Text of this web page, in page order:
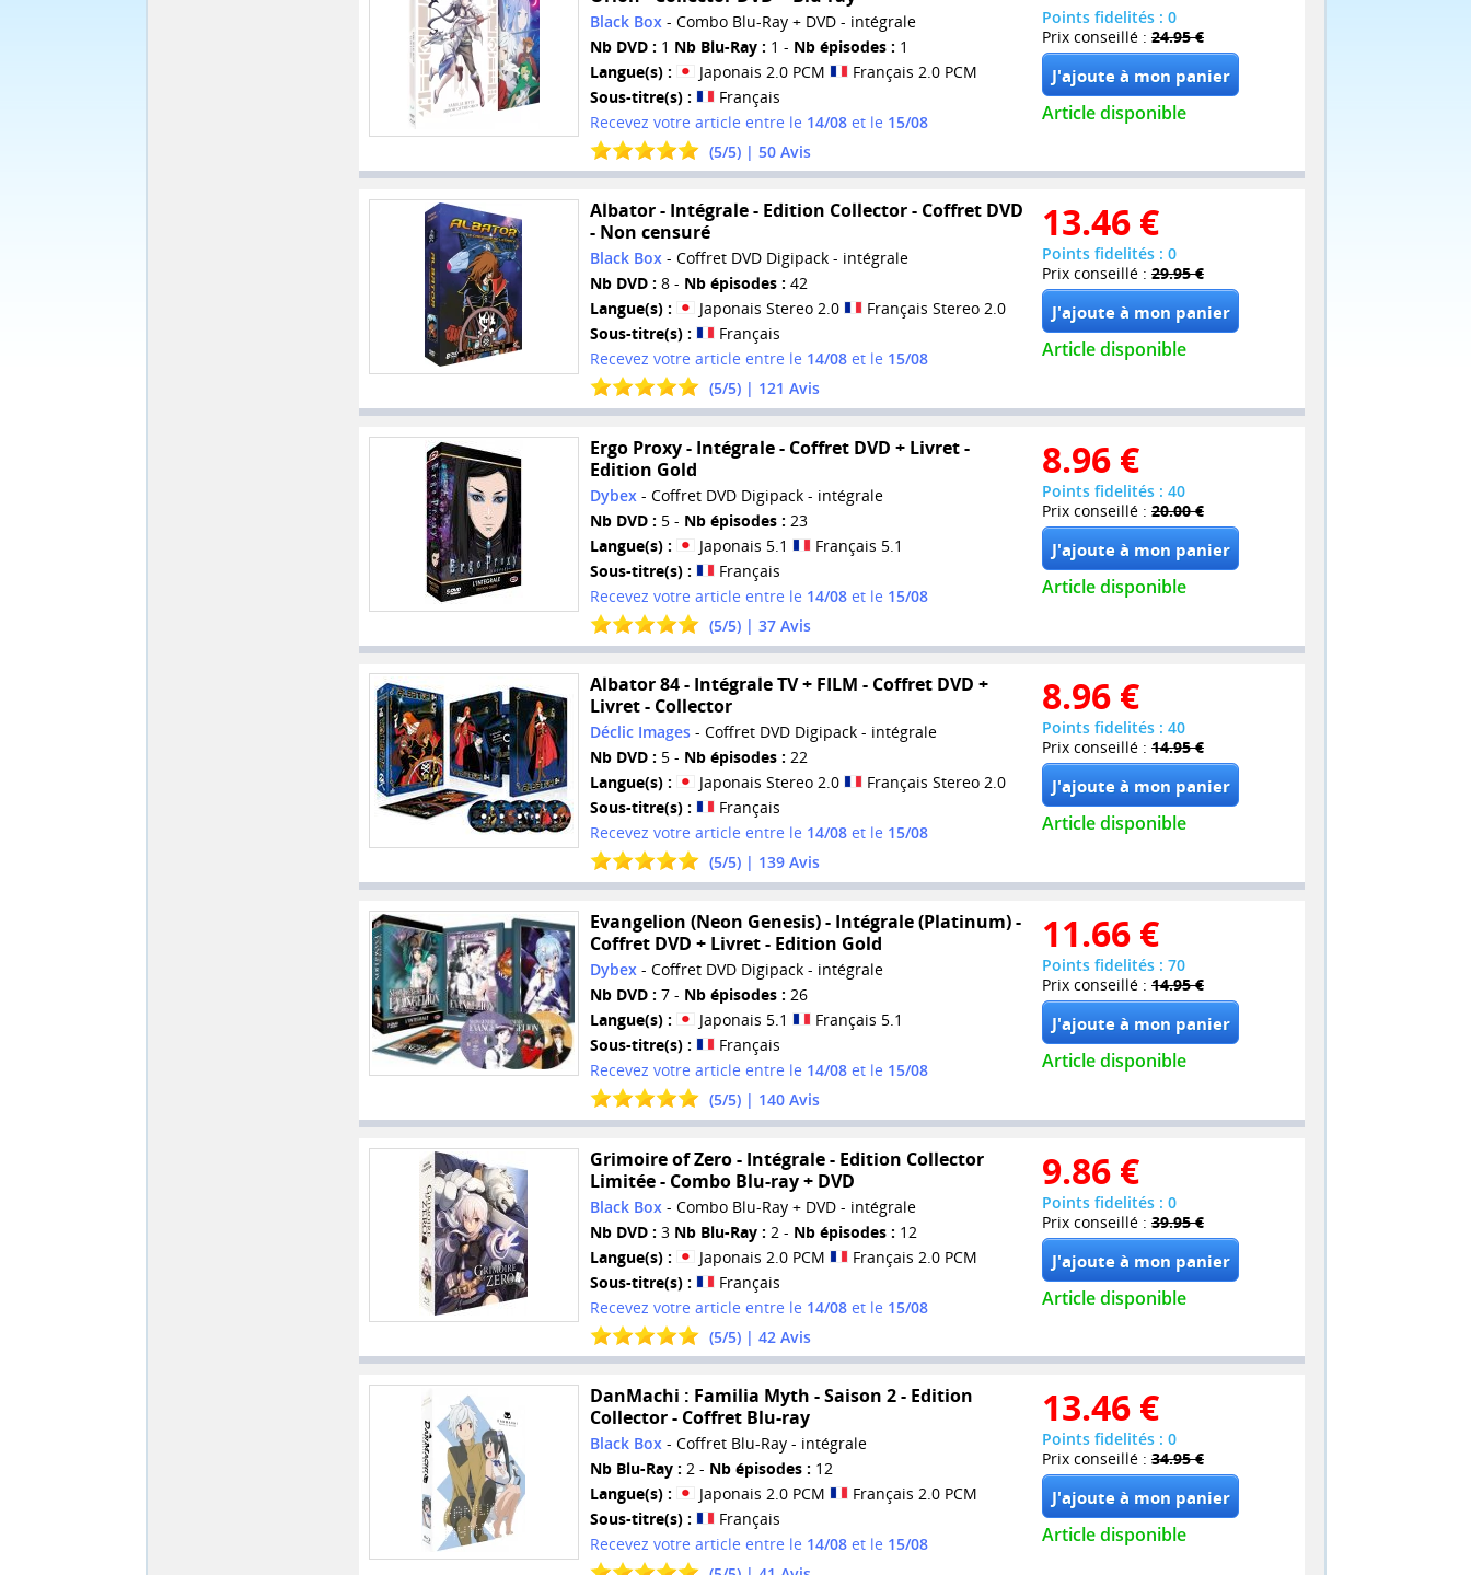
Black Box - Combo Blu-Ray + DVD - intégrale
Nb DVD : 1 Nb Blu-Ray : 1 - Nb épisodes : 1
Langue(s) :
Japonais 2.0 PCM
Français 2.0 PCM
Sous-titre(s) :
Français
Recevez votre article entre le 14/08et le 15/08
(5/5) | 50Avis
Points fidelités : 0
Prix conseillé : 24.95 €
Article disponible
Albator - Intégrale - Edition Collector - Coffret DVD
- Non censuré
Black Box- Coffret DVD Digipack - intégrale
Nb DVD : 8 - Nb épisodes : 42
Langue(s) :
Japonais Stereo 2.0
Français Stereo 2.0
Sous-titre(s) :
Français
Recevez votre article entre le 14/08et le 15/08
(5/5) | 121 Avis
13.46 €
Points fidelités : 0
Prix conseillé : 29.95 €
Article disponible
Ergo Proxy - Intégrale - Coffret DVD + Livret -
Edition Gold
Dybex - Coffret DVD Digipack - intégrale
Nb DVD : 5 - Nb épisodes : 23
Langue(s) :
Japonais 5.1
Français 5.1
Sous-titre(s) :
Français
Recevez votre article entre le 14/08et le 15/08
(5/5) | 37Avis
8.96 €
Points fidelités : 40
Prix conseillé : 20.00 €
Article disponible
Albator 84 - Intégrale TV + FILM - Coffret DVD +
Livret - Collector
Déclic Images- Coffret DVD Digipack - intégrale
Nb DVD : 5 - Nb épisodes : 22
Langue(s) :
Japonais Stereo 2.0
Français Stereo 2.0
Sous-titre(s) :
Français
Recevez votre article entre le 14/08et le 15/08
(5/5) | 139Avis
8.96 €
Points fidelités : 40
Prix conseillé : 14.95 €
Article disponible
Evangelion (Neon Genesis) - Intégrale (Platinum) -
Coffret DVD + Livret - Edition Gold
Dybex- Coffret DVD Digipack - intégrale
Nb DVD : 7 - Nb épisodes : 26
Langue(s) :
Japonais 5.1
Français 5.1
Sous-titre(s) :
Français
Recevez votre article entre le 14/08et le 15/08
(5/5) | 140Avis
11.66 €
Points fidelités : 70
Prix conseillé : 14.95 €
Article disponible
Grimoire of Zero - Intégrale - Edition Collector
Limitée - Combo Blu-ray + DVD
Black Box - Combo Blu-Ray + DVD - intégrale
Nb DVD : 3 Nb Blu-Ray : 2 - Nb épisodes : 12
Langue(s) :
Japonais 2.0 PCM
Français 2.0 PCM
Sous-titre(s) :
Français
Recevez votre article entre le 14/08et le 15/08
(5/5) | 42Avis
9.86 €
Points fidelités : 0
Prix conseillé : 39.95 €
Article disponible
DanMachi : Familia Myth - Saison 2 - Edition
Collector - Coffret Blu-ray
Black Box- Coffret Blu-Ray - intégrale
Nb Blu-Ray : 2 - Nb épisodes : 12
Langue(s) :
Japonais 2.0 PCM
Français 2.0 PCM
Sous-titre(s) :
Français
Recevez votre article entre le 14/08et le 15/08
13.46 €
Points fidelités : 0
Prix conseillé : 34.95 €
Article disponible